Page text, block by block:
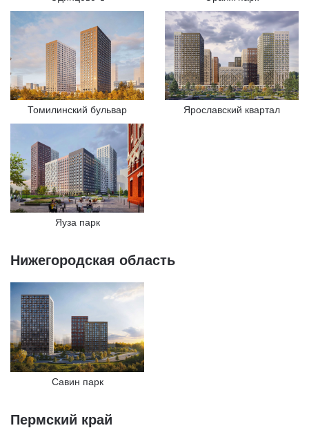
Томилинский бульвар Ярославский квартал
Яуза парк
Нижегородская область
Савин парк
Пермский край